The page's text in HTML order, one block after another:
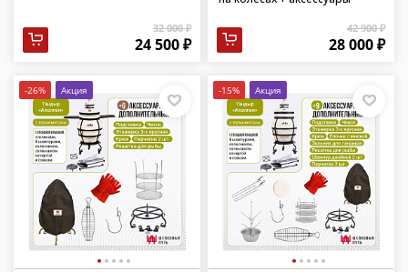
32 000 ₽
24 500 ₽
42 900 ₽
28 000 ₽
-26% Акция -15% Акция